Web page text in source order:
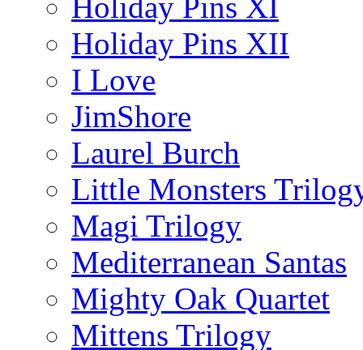
Holiday Pins XI
Holiday Pins XII
I Love
JimShore
Laurel Burch
Little Monsters
Magi Trilogy
Mediterranean Santas
Mighty Oak Quartet
Mittens Trilogy